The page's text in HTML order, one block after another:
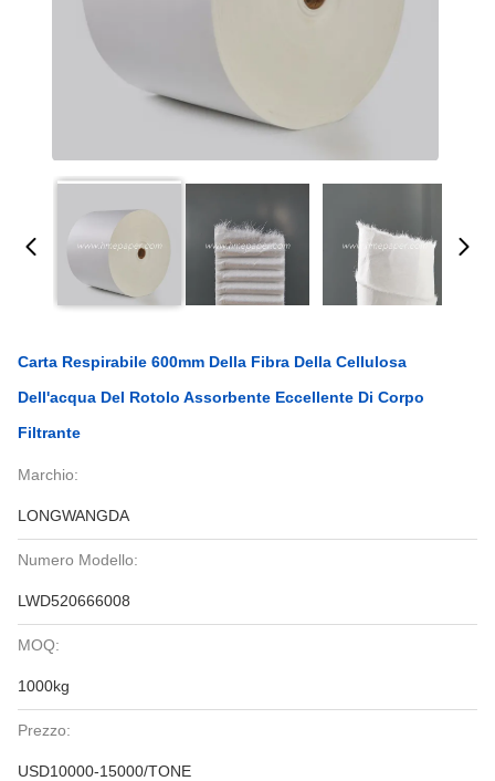
Carta Respirabile 600mm Della Fibra Della Cellulosa
Dell'acqua Del Rotolo Assorbente Eccellente Di Corpo
Filtrante
Marchio:
LONGWANGDA
Numero Modello:
LWD520666008
MOQ:
1000kg
Prezzo:
USD10000-15000/TONE